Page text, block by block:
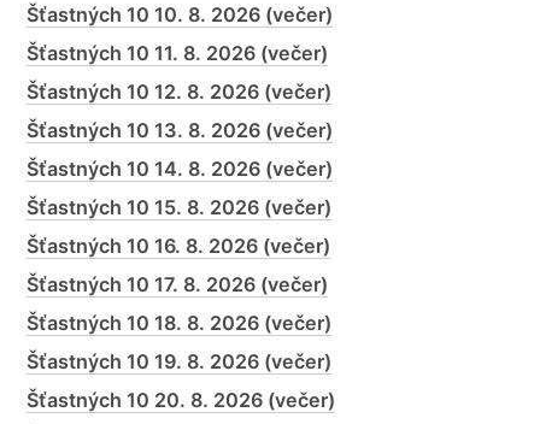
Šťastných 10 10. 8. 2026 (večer)
Šťastných 10 11. 8. 2026 (večer)
Šťastných 10 12. 8. 2026 (večer)
Šťastných 10 13. 8. 2026 (večer)
Šťastných 10 14. 8. 2026 (večer)
Šťastných 10 15. 8. 2026 (večer)
Šťastných 10 16. 8. 2026 (večer)
Šťastných 10 17. 8. 2026 (večer)
Šťastných 10 18. 8. 2026 (večer)
Šťastných 10 19. 8. 2026 (večer)
Šťastných 10 20. 8. 2026 (večer)